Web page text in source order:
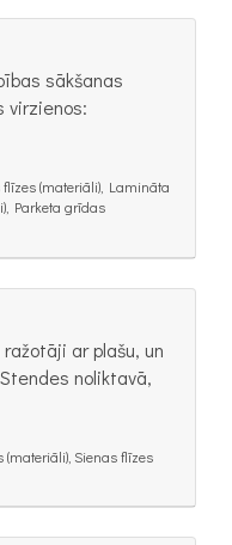
sākšanas
virzienos:
(materiāli), Lamināta
Parketa grīdas
ar plašu, un
noliktavā,
Sienas flīzes